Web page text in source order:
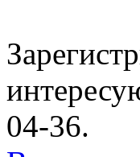
04-36.